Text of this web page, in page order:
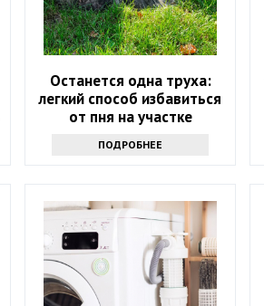
Останется одна труха:
легкий способ избавиться
от пня на участке
ПОДРОБНЕЕ